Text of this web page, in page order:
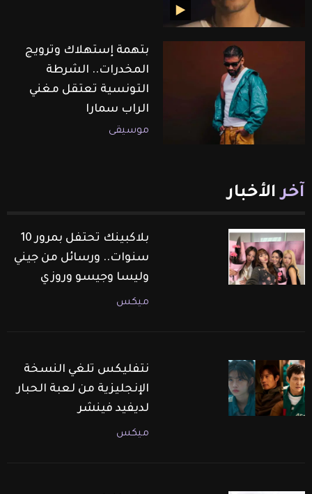
بتهمة إستهلاك وترويج
المخدرات.. الشرطة
التونسية تعتقل مغني
الراب سمارا
موسيقى
آخر الأخبار
بلاكبينك تحتفل بمرور 10
سنوات.. ورسائل من جيني
وليسا وجيسو وروزي
ميكس
نتفليكس تلغي النسخة
الإنجليزية من لعبة الحبار
لديفيد فينشر
ميكس